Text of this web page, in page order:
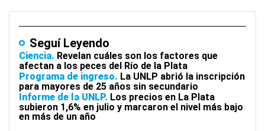
Seguí Leyendo
Ciencia Revelan cuáles son los factores que
afectan a los peces del Río de la Plata
Programa de ingreso La UNLP abrió la inscripción
para mayores de 25 años sin secundario
Informe de la UNLP Los precios en La Plata
subieron 1,6% en julio y marcaron el nivel más bajo
en más de un año